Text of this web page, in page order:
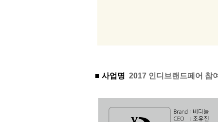
■ 사업명 2017 인디브랜드페어 참